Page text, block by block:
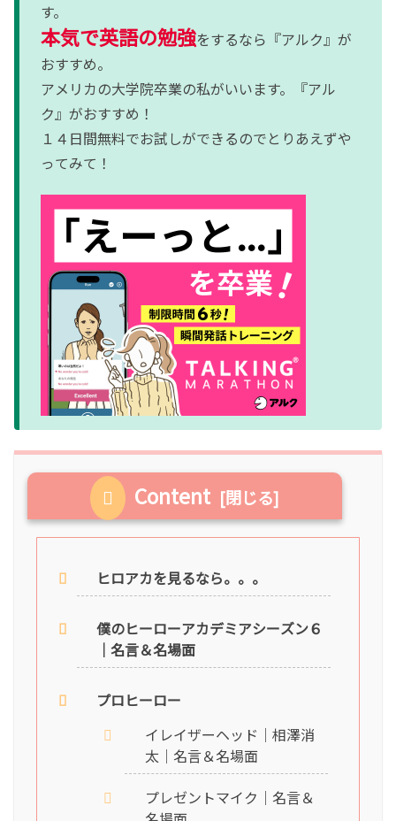
す。
本気で英語の勉強をするなら『アルク』が
おすすめ。
アメリカの大学院卒業の私がいいます。『アル
ク』がおすすめ！
１４日間無料でお試しができるのでとりあえずや
ってみて！
Content
ヒロアカを見るなら。。。
僕のヒーローアカデミアシーズン６
｜名言＆名場面
プロヒーロー
イレイザーヘッド｜相澤消
太｜名言＆名場面
プレゼントマイク｜名言＆